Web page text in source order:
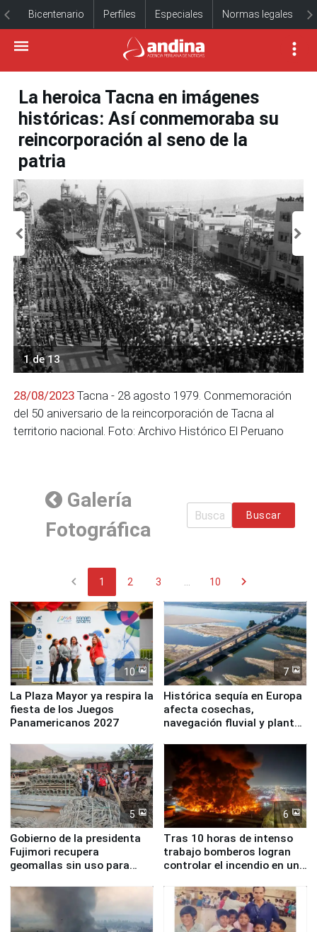
Bicentenario Perfiles Especiales Normas legales
La heroica Tacna en imágenes
históricas: Así conmemoraba su
reincorporación al seno de la
patria
1 de 13
28/08/2023 Tacna - 28 agosto 1979. Conmemoración
del 50 aniversario de la reincorporación de Tacna al
territorio nacional. Foto: Archivo Histórico El Peruano
Galería
Fotográfica
Buscar
chevron_left 1 2 3 ... 10 chevron_right
10
La Plaza Mayor ya respira la
fiesta de los Juegos
Panamericanos 2027
7
Histórica sequía en Europa
afecta cosechas,
navegación fluvial y plantas
5
Gobierno de la presidenta
Fujimori recupera
geomallas sin uso para
Fenómeno El Niño
6
Tras 10 horas de intenso
trabajo bomberos logran
controlar el incendio en una
de Chile